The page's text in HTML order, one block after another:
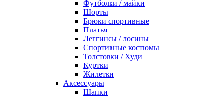
Футболки / майки
Шорты
Брюки спортивные
Платья
Леггинсы / лосины
Спортивные костюмы
Толстовки / Худи
Куртки
Жилетки
Аксессуары
Шапки